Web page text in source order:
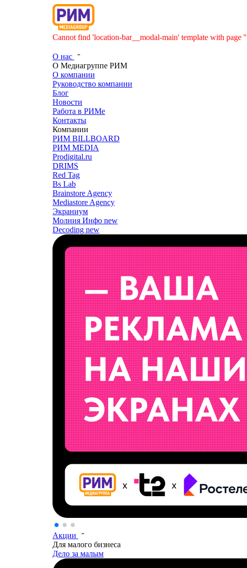
Cannot find 'location-bar__modal-main' template with page ''
О нас
О Медиагруппе РИМ
О компании
Руководство компании
Блог
Новости
Работа в РИМе
Контакты
Компании
РИМ BILLBOARD
РИМ MEDIA
Prodigital.ru
DRIMS
Red Tag
Bs Lab
Brainstore Agency
Mediastore Agency
Экраниум
Молния Инфо new
Decoding new
Акции
Для малого бизнеса
Дело за малым